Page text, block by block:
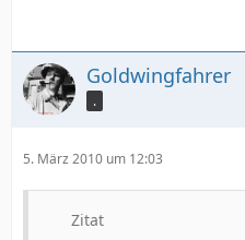
Goldwingfahrer
.
5. März 2010 um 12:03
Zitat